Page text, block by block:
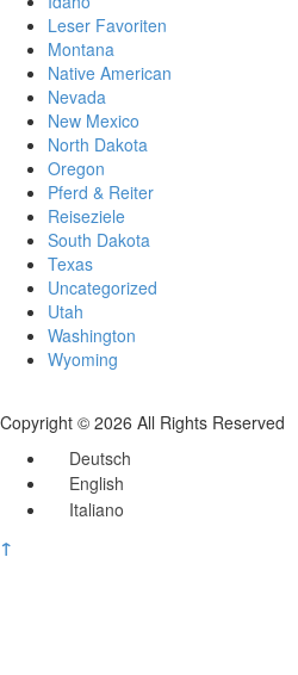
Leser Favoriten
Montana
Native American
Nevada
New Mexico
North Dakota
Oregon
Pferd & Reiter
Reiseziele
South Dakota
Texas
Uncategorized
Utah
Washington
Wyoming
Copyright © 2026 All Rights Reserved
Deutsch
English
Italiano
↑